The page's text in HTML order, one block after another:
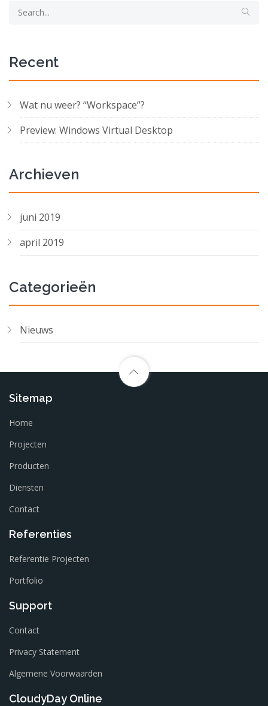
Recent
Wat nu weer? “Workspace”?
Preview: Windows Virtual Desktop
Archieven
juni 2019
april 2019
Categorieën
Nieuws
Sitemap
Home
Projecten
Producten
Diensten
Contact
Referenties
Referentie Projecten
Portfolio
Support
Contact
Privacy Statement
Algemene Voorwaarden
CloudyDay Online